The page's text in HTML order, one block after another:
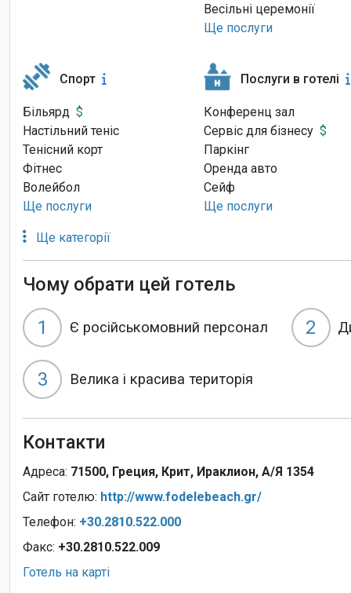
Весільні церемонії
Ще послуги
Спорт
Більярд $
Настільний теніс
Тенісний корт
Фітнес
Волейбол
Ще послуги
Послуги в готелі
Конференц зал
Сервіс для бізнесу $
Паркінг
Оренда авто
Сейф
Ще послуги
Ще категорії
Чому обрати цей готель
1
Є російськомовний персонал 2
3 Велика і красива територія
Контакти
Адреса: 71500, Греция, Крит, Ираклион, А/Я 1354
Сайт готелю: http://www.fodelebeach.gr/
Телефон: +30.2810.522.000
Факс: +30.2810.522.009
Готель на карті